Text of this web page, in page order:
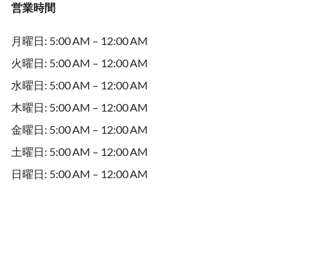
営業時間
月曜日: 5:00 AM – 12:00 AM
火曜日: 5:00 AM – 12:00 AM
水曜日: 5:00 AM – 12:00 AM
木曜日: 5:00 AM – 12:00 AM
金曜日: 5:00 AM – 12:00 AM
土曜日: 5:00 AM – 12:00 AM
日曜日: 5:00 AM – 12:00 AM